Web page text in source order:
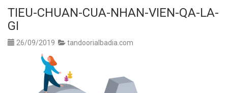
TIEU-CHUAN-CUA-NHAN-VIEN-QA-LA-
GI
26/09/2019 tandoorialbadia.com